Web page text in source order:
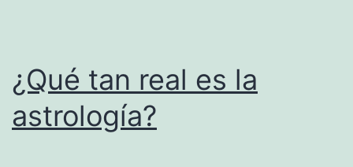
¿Qué tan real es la
astrología?